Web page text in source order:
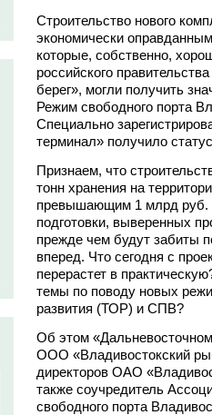
Строительство нового
экономически
которые, собственно,
российского
берег», могли получить
Режим свободного порта
Специально
терминал» получило
Признаем, что
тонн хранения на
превышающим 1 млрд руб.
подготовки, выверенных
прежде чем будут забиты
вперед. Что сегодня с
перерастет в
темы по поводу новых
развития (ТОР) и СПВ?
Об этом
ООО «Владивостокский
директоров ОАО
также соучредитель
свободного порта